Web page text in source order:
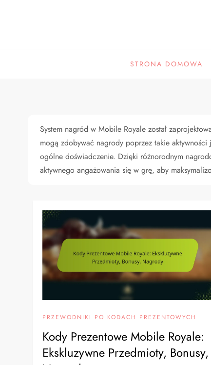
STRONA DOMOWA
System nagród w Mobile Royale został
mogą zdobywać nagrody poprzez takie
ogólne doświadczenie. Dzięki różnorodnym
aktywnego angażowania się w grę, aby
PRZEWODNIKI PO KODACH PREZENTOWYCH
Kody Prezentowe Mobile Royale:
Ekskluzywne Przedmioty, Bonusy,